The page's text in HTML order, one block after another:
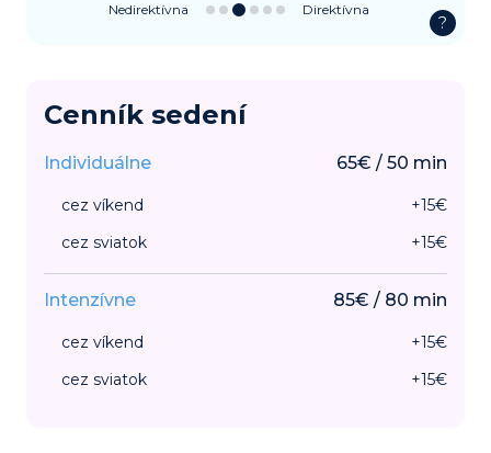
Nedirektívna Direktívna
?
Cenník sedení
Individuálne 65€ / 50 min
cez víkend +15€
cez sviatok
+15€
Intenzívne 85€ / 80 min
cez víkend +15€
cez sviatok
+15€